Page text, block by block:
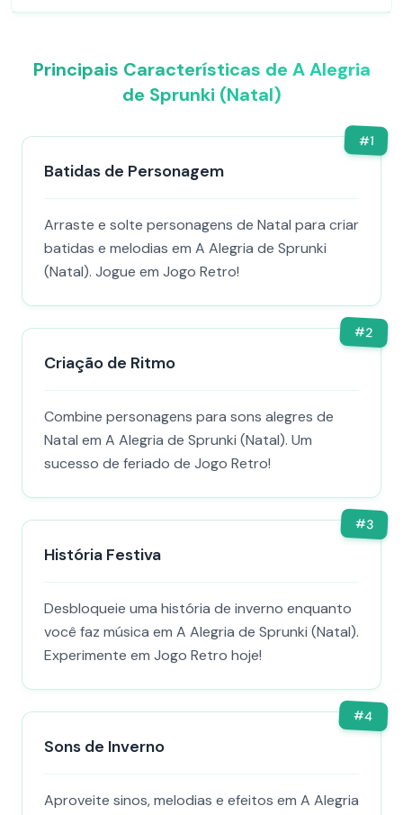
Principais Características de A Alegria
de Sprunki (Natal)
#1
Batidas de Personagem
Arraste e solte personagens de Natal para criar
batidas e melodias em A Alegria de Sprunki
(Natal). Jogue em Jogo Retro!
#2
Criação de Ritmo
Combine personagens para sons alegres de
Natal em A Alegria de Sprunki (Natal). Um
sucesso de feriado de Jogo Retro!
#3
História Festiva
Desbloqueie uma história de inverno enquanto
você faz música em A Alegria de Sprunki (Natal).
Experimente em Jogo Retro hoje!
#4
Sons de Inverno
Aproveite sinos, melodias e efeitos em A Alegria